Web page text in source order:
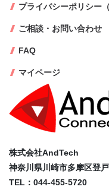
株式会社AndTech
神奈川県川崎市多摩区登
TEL：044-455-5720
プライバシーポリシー
ご相談・お問い合わせ
FAQ
マイページ